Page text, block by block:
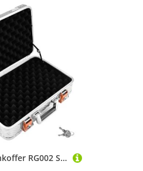
Alubox Pistolenkoffer RG002 Schutzkoffer 46,5 x 28 x 12 - Pistolen Hartschalenkoffer 2 Schnallen 2 Schlösser - witterungsbeständiges Riffelblech Aluminium 1,5mm - abschließbar, gepolstert